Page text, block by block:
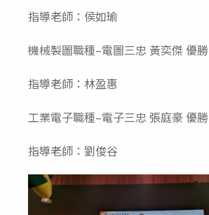
指導老師：侯如瑜
機械製圖職種–電圖三忠 黃奕傑 優
指導老師：林盈惠
工業電子職種–電子三忠 張庭豪 優
指導老師：劉俊谷